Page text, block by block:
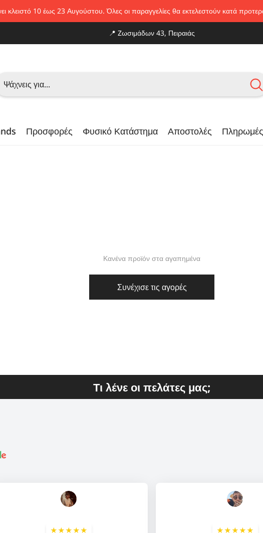
κλειστό 10 έως 23 Αυγούστου. Όλες οι παραγγελίες θα εκτελεστούν κατά
📍 Zωσιμάδων 43, Πειραιάς
Προσφορές Φυσικό Κατάστημα Αποστολές Πληρωμές
Κανένα προϊόν στα αγαπημένα
Συνέχισε τις αγορές
Τι λένε οι πελάτες μας;